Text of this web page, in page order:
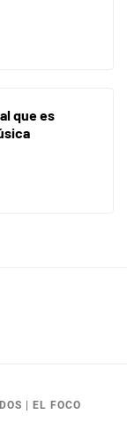
que es
| EL FOCO